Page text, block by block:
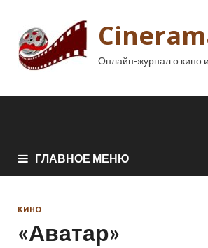
Онлайн-журнал о кино и
ГЛАВНОЕ МЕНЮ
КИНО
«Аватар»